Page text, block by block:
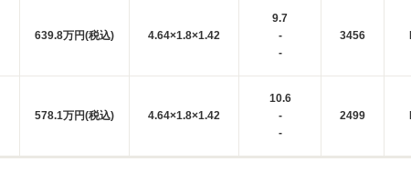
639.8万円(税込) 4.64×1.8×1.42
9.7
-
-
3456
578.1万円(税込) 4.64×1.8×1.42
10.6
-
-
2499